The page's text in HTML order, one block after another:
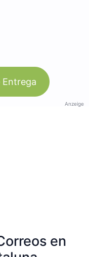
Entrega
Anzeige
en